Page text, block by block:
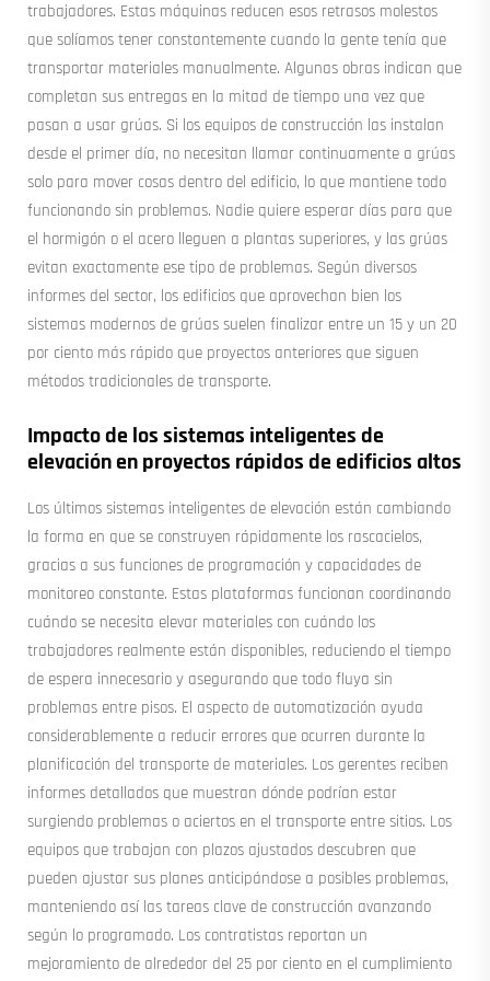
trabajadores. Estas máquinas reducen esos retrasos molestos
que solíamos tener constantemente cuando la gente tenía que
transportar materiales manualmente. Algunas obras indican que
completan sus entregas en la mitad de tiempo una vez que
pasan a usar grúas. Si los equipos de construcción las instalan
desde el primer día, no necesitan llamar continuamente a grúas
solo para mover cosas dentro del edificio, lo que mantiene todo
funcionando sin problemas. Nadie quiere esperar días para que
el hormigón o el acero lleguen a plantas superiores, y las grúas
evitan exactamente ese tipo de problemas. Según diversos
informes del sector, los edificios que aprovechan bien los
sistemas modernos de grúas suelen finalizar entre un 15 y un 20
por ciento más rápido que proyectos anteriores que siguen
métodos tradicionales de transporte.
Impacto de los sistemas inteligentes de
elevación en proyectos rápidos de edificios altos
Los últimos sistemas inteligentes de elevación están cambiando
la forma en que se construyen rápidamente los rascacielos,
gracias a sus funciones de programación y capacidades de
monitoreo constante. Estas plataformas funcionan coordinando
cuándo se necesita elevar materiales con cuándo los
trabajadores realmente están disponibles, reduciendo el tiempo
de espera innecesario y asegurando que todo fluya sin
problemas entre pisos. El aspecto de automatización ayuda
considerablemente a reducir errores que ocurren durante la
planificación del transporte de materiales. Los gerentes reciben
informes detallados que muestran dónde podrían estar
surgiendo problemas o aciertos en el transporte entre sitios. Los
equipos que trabajan con plazos ajustados descubren que
pueden ajustar sus planes anticipándose a posibles problemas,
manteniendo así las tareas clave de construcción avanzando
según lo programado. Los contratistas reportan un
mejoramiento de alrededor del 25 por ciento en el cumplimiento